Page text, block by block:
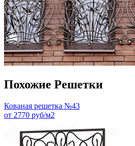
Похожие Решетки
Кованая решетка №43
от 2770 руб/м2